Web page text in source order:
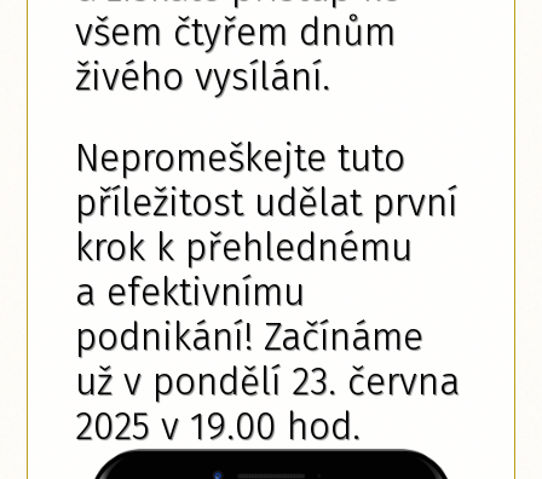
všem čtyřem dnům
živého vysílání.
Nepromeškejte tuto
příležitost udělat první
krok k přehlednému
a efektivnímu
podnikání! Začínáme
už v pondělí 23. června
2025 v 19.00 hod.